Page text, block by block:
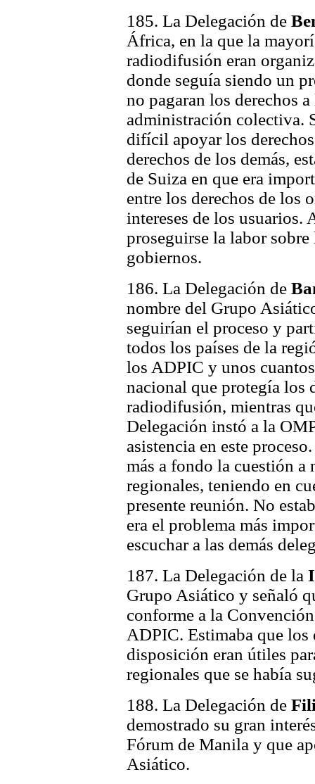
185. La Delegación de
África, en la que la
radiodifusión eran
donde seguía siendo un
no pagaran los derechos
administración colectiva.
difícil apoyar los
derechos de los demás,
de Suiza en que era
entre los derechos de los
intereses de los usuarios.
proseguirse la labor sobre
gobiernos.
186. La Delegación de
nombre del Grupo
seguirían el proceso y
todos los países de la
los ADPIC y unos
nacional que protegía los
radiodifusión, mientras
Delegación instó a la
asistencia en este
más a fondo la cuestión
regionales, teniendo en
presente reunión. No
era el problema más
escuchar a las demás
187. La Delegación de la
Grupo Asiático y señaló
conforme a la
ADPIC. Estimaba que los
disposición eran útiles
regionales que se había
188. La Delegación de
demostrado su gran
Fórum de Manila y que
Asiático.